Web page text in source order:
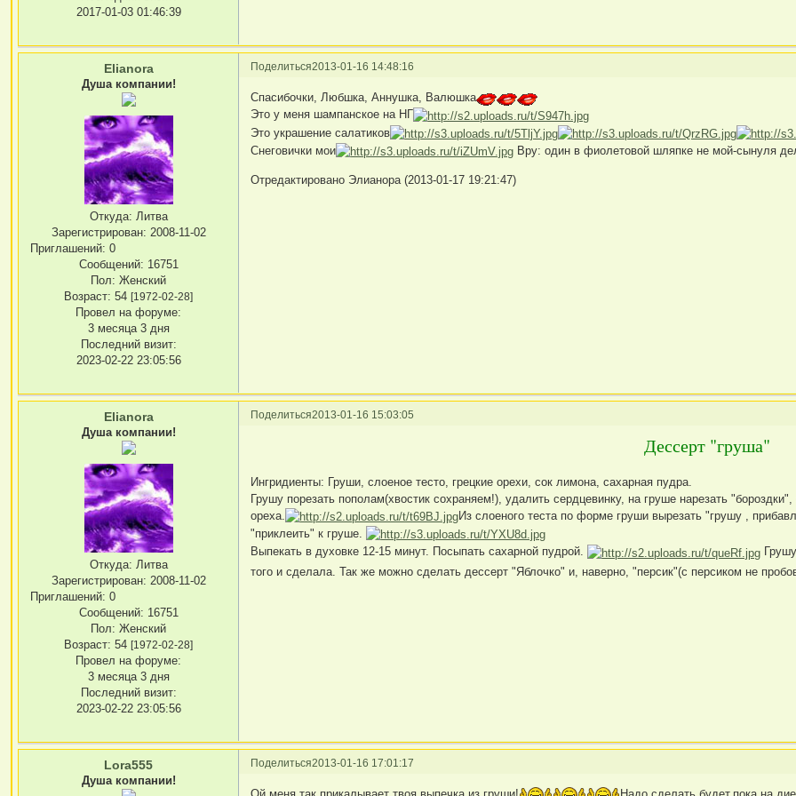
2017-01-03 01:46:39
Поделиться2013-01-16 14:48:16
Elianora
Душа компании!
Откуда: Литва
Зарегистрирован: 2008-11-02
Приглашений: 0
Сообщений: 16751
Пол: Женский
Возраст: 54[1972-02-28]
Провел на форуме:
3 месяца 3 дня
Последний визит:
2023-02-22 23:05:56
Спасибочки, Любшка, Аннушка, Валюшка
Это у меня шампанское на НГ
Это украшение салатиков
Снеговички мои
Вру: один в фиолетовой шляпке не мой-сынуля
Отредактировано Элианора (2013-01-17 19:21:47)
Поделиться2013-01-16 15:03:05
Elianora
Душа компании!
Откуда: Литва
Зарегистрирован: 2008-11-02
Приглашений: 0
Сообщений: 16751
Пол: Женский
Возраст: 54[1972-02-28]
Провел на форуме:
3 месяца 3 дня
Последний визит:
2023-02-22 23:05:56
Дессерт "груша"
Ингридиенты: Груши, слоеное тесто, грецкие орехи, сок лимона, сахарная пудра.
Грушу порезать пополам(хвостик сохраняем!), удалить сердцевинку, на груше нарезать
ореха.
Из слоеного теста по форме груши вырезать "грушу ,
"приклеить" к груше.
Выпекать в духовке 12-15 минут. Посыпать сахарной пудрой.
того и сделала. Так же можно сделать дессерт "Яблочко" и, наверно, "персик"(с персиком не
Поделиться2013-01-16 17:01:17
Lora555
Душа компании!